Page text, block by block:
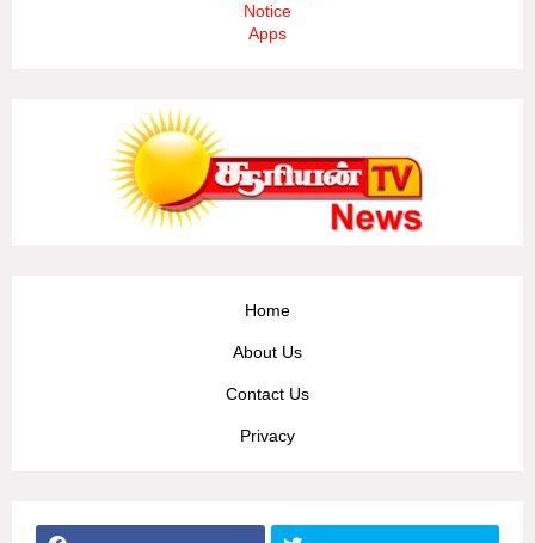
Notice
Apps
Home
About Us
Contact Us
Privacy